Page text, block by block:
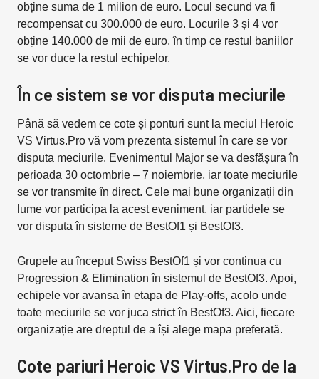
obține suma de 1 milion de euro. Locul secund va fi
recompensat cu 300.000 de euro. Locurile 3 și 4 vor
obține 140.000 de mii de euro, în timp ce restul baniilor
se vor duce la restul echipelor.
În ce sistem se vor disputa meciurile
Până să vedem ce cote și ponturi sunt la meciul Heroic
VS Virtus.Pro vă vom prezenta sistemul în care se vor
disputa meciurile. Evenimentul Major se va desfășura în
perioada 30 octombrie – 7 noiembrie, iar toate meciurile
se vor transmite în direct. Cele mai bune organizații din
lume vor participa la acest eveniment, iar partidele se
vor disputa în sisteme de BestOf1 și BestOf3.
Grupele au început Swiss BestOf1 și vor continua cu
Progression & Elimination în sistemul de BestOf3. Apoi,
echipele vor avansa în etapa de Play-offs, acolo unde
toate meciurile se vor juca strict în BestOf3. Aici, fiecare
organizație are dreptul de a își alege mapa preferată.
Cote pariuri Heroic VS Virtus.Pro de la